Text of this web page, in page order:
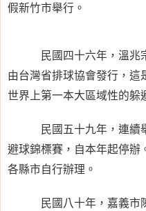
假新竹市舉行。
民國四十六年，溫兆
由台灣省排球協會發行，
世界上第一本大區域性的躲
民國五十九年，連續
避球錦標賽，自本年起停辦
各縣市自行辦理。
民國八十年，嘉義市